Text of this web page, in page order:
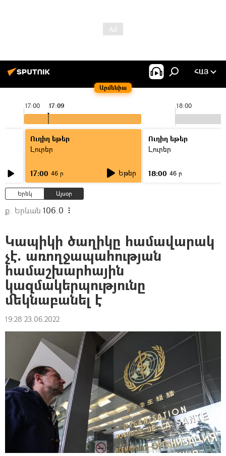
Արմենիա
ՀԱՅ
17:00 18:00
17:09
Ուղիղ եթեր
Լուրեր
17:00 46 ր Եթեր
Ուղիղ եթեր
Լուրեր
18:00 46 ր
Երեկ Այսօր
ք. Երևան 106.0
Կապիկի ծաղիկը համավարակ
չէ. առողջապահության
համաշխարհային
կազմակերպությունը
մեկնաբանել է
19:28 23.06.2022